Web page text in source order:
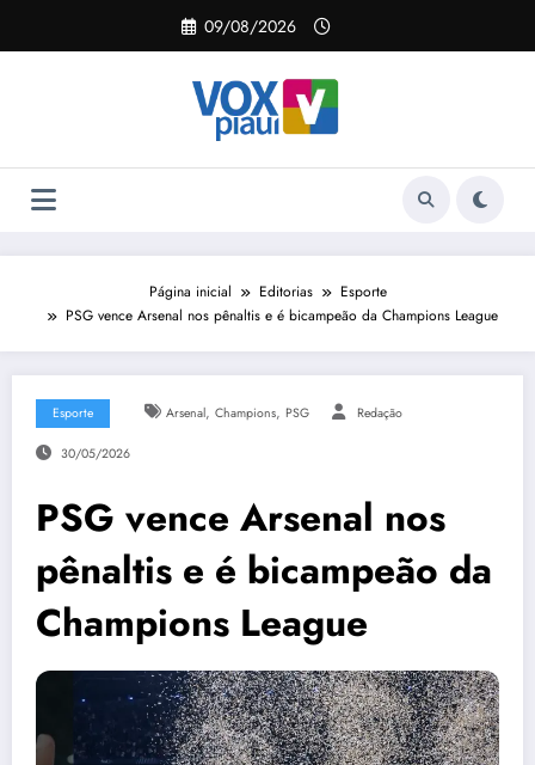
o
09/08/2026
Página inicial Editorias
Esporte
PSG vence Arsenal nos pênaltis e é bicampeão da Champions League
Esporte Arsenal, Champions, PSG Redação
30/05/2026
PSG vence Arsenal nos
pênaltis e é bicampeão da
Champions League